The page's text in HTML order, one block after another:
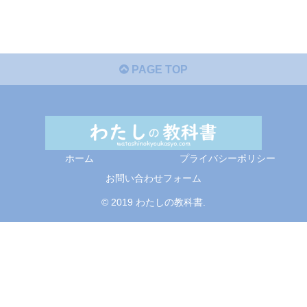
PAGE TOP
ホーム
プライバシーポリシー
お問い合わせフォーム
© 2019 わたしの教科書.